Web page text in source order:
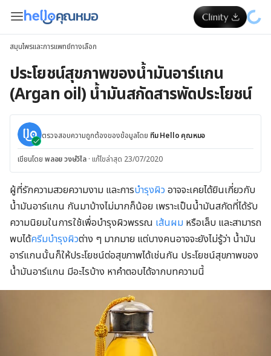
สมุนไพรและการแพทย์ทางเลือก
ประโยชน์สุขภาพของน้ำมันอาร์แกน
(Argan oil) น้ำมันสกัดสารพัดประโยชน์
ตรวจสอบความถูกต้องของข้อมูลโดย ทีม Hello คุณหมอ
เขียนโดย พลอย วงษ์วิไล · แก้ไขล่าสุด 23/07/2020
ผู้ที่รักความสวยความงาม และการบำรุงผิว อาจจะเคยได้ยินเกี่ยวกับ
น้ำมันอาร์แกน กันมาบ้างไม่มากก็น้อย เพราะเป็นน้ำมันสกัดที่ได้รับ
ความนิยมในการใช้เพื่อบำรุงผิวพรรณ เส้นผม หรือเล็บ และสามารถ
พบได้ครีมบำรุงผิวต่าง ๆ มากมาย แต่บางคนอาจจะยังไม่รู้ว่า น้ำมัน
อาร์แกนนั้นก็ให้ประโยชน์ต่อสุขภาพได้เช่นกัน ประโยชน์สุขภาพของ
น้ำมันอาร์แกน มีอะไรบ้าง หาคำตอบได้จากบทความนี้